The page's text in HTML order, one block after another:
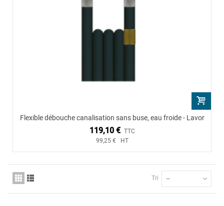
Flexible débouche canalisation sans buse, eau froide - Lavor
119,10 € TTC
99,25 € HT
Tri --